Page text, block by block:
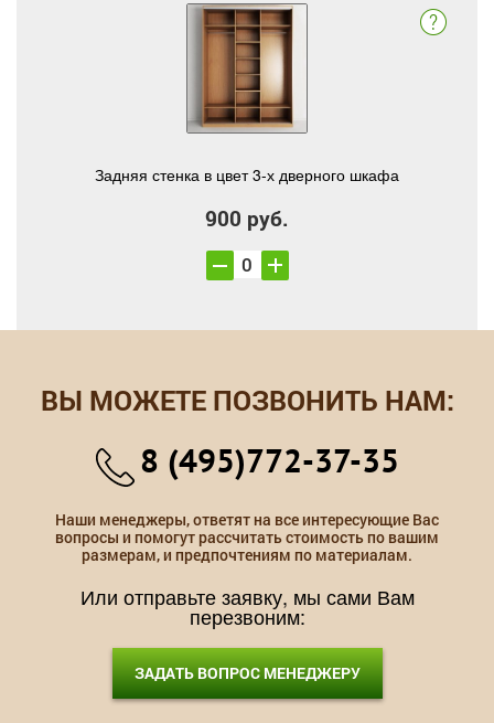
Задняя стенка в цвет 3-х дверного шкафа
900 руб.
ВЫ МОЖЕТЕ ПОЗВОНИТЬ НАМ:
8 (495)772-37-35
Наши менеджеры, ответят на все интересующие Вас
вопросы и помогут рассчитать стоимость по вашим
размерам, и предпочтениям по материалам.
Или отправьте заявку, мы сами Вам
перезвоним:
ЗАДАТЬ ВОПРОС МЕНЕДЖЕРУ